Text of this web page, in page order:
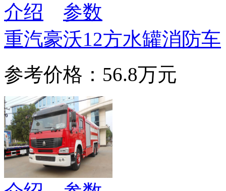
介绍
参数
重汽豪沃12方水罐消防车
参考价格：56.8万元